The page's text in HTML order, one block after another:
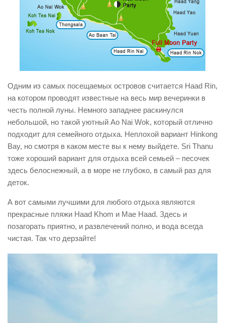
Одним из самых посещаемых островов считается Haad Rin,
на котором проводят известные на весь мир вечеринки в
честь полной луны. Немного западнее раскинулся
небольшой, но такой уютный Ao Nai Wok, который отлично
подходит для семейного отдыха. Неплохой вариант Hinkong
Bay, но смотря в каком месте вы к нему выйдете. Sri Thanu
тоже хороший вариант для отдыха всей семьей – песочек
здесь белоснежный, а в море не глубоко, в самый раз для
деток.
А вот самыми лучшими для любого отдыха являются
прекрасные пляжи Haad Khom и Mae Haad. Здесь и
позагорать приятно, и развлечений полно, и вода всегда
чистая. Так что дерзайте!